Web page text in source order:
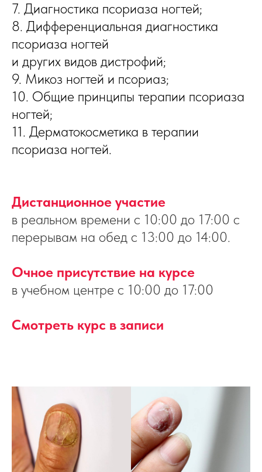
7. Диагностика псориаза ногтей;
8. Дифференциальная диагностика
псориаза ногтей
и других видов дистрофий;
9. Микоз ногтей и псориаз;
10. Общие принципы терапии псориаза
ногтей;
11. Дерматокосметика в терапии
псориаза ногтей.
Дистанционное участие
в реальном времени с 10:00 до 17:00 с
перерывам на обед с 13:00 до 14:00.
Очное присутствие на курсе
в учебном центре с 10:00 до 17:00
Смотреть курс в записи